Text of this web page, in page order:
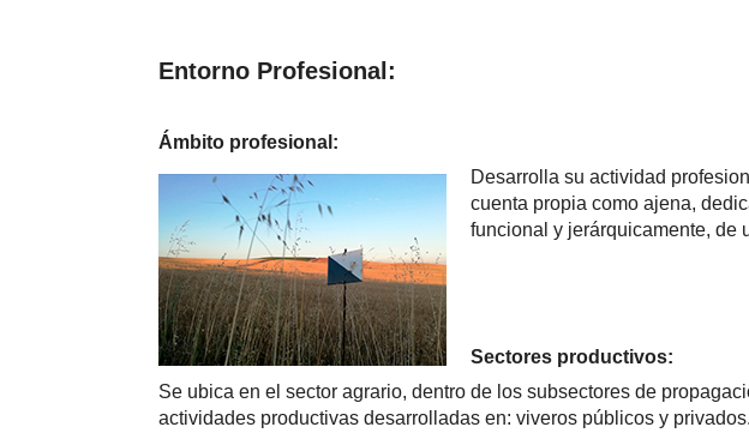
Entorno Profesional:
Ámbito profesional:
Desarrolla su actividad
cuenta propia como ajena,
funcional y jerárquicamente, de
Sectores productivos:
Se ubica en el sector agrario, dentro de los subsectores de
actividades productivas desarrolladas en: viveros públicos y